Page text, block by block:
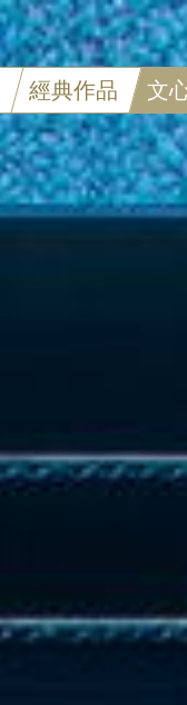
經典作品 文